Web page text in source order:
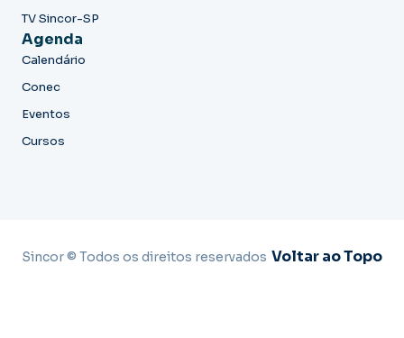
TV Sincor-SP
Agenda
Calendário
Conec
Eventos
Cursos
Sincor © Todos os direitos reservados Voltar ao Topo